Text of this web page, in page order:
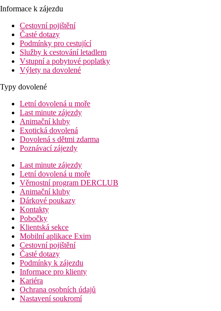
Informace k zájezdu
Cestovní pojištění
Časté dotazy
Podmínky pro cestující
Služby k cestování letadlem
Vstupní a pobytové poplatky
Výlety na dovolené
Typy dovolené
Letní dovolená u moře
Last minute zájezdy
Animační kluby
Exotická dovolená
Dovolená s dětmi zdarma
Poznávací zájezdy
Last minute zájezdy
Letní dovolená u moře
Věrnostní program DERCLUB
Animační kluby
Dárkové poukazy
Kontakty
Pobočky
Klientská sekce
Mobilní aplikace Exim
Cestovní pojištění
Časté dotazy
Podmínky k zájezdu
Informace pro klienty
Kariéra
Ochrana osobních údajů
Nastavení soukromí